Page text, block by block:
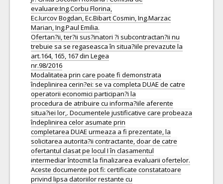
evaluare:Ing.Corbu Florina,
Ec.Iurcov Bogdan, Ec.Bibart Cosmin, Ing.Marzac
Marian, Ing.Paul Emilia.
Ofertan?ii, ter?ii sus?inatori ?i subcontractan?ii nu
trebuie sa se regaseasca în situa?iile prevazute la
art.164, 165, 167 din Legea
nr.98/2016
Modalitatea prin care poate fi demonstrata
îndeplinirea cerin?ei: se va completa DUAE de catre
operatorii economici participan?i la
procedura de atribuire cu informa?iile aferente
situa?iei lor,. Documentele justificative care probeaza
îndeplinirea celor asumate prin
completarea DUAE urmeaza a fi prezentate, la
solicitarea autorita?ii contractante, doar de catre
ofertantul clasat pe locul I în clasamentul
intermediar întocmit la finalizarea evaluarii ofertelor.
Aceste documente pot fi: certificate constatatoare
privind lipsa datoriilor restante cu